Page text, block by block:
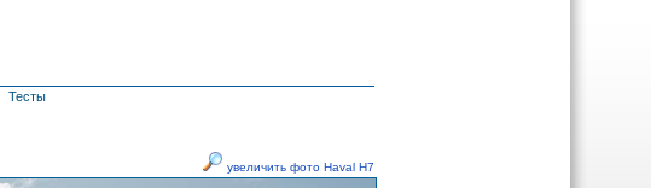
Тесты
увеличить фото Haval H7